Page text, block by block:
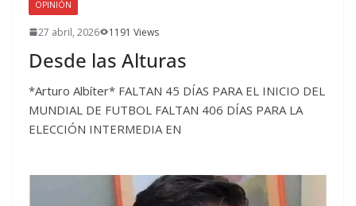
OPINIÓN
27 abril, 2026 1191 Views
Desde las Alturas
*Arturo Albíter* FALTAN 45 DÍAS PARA EL INICIO DEL
MUNDIAL DE FUTBOL FALTAN 406 DÍAS PARA LA
ELECCIÓN INTERMEDIA EN